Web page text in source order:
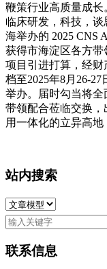
鞭策行业高质量成
临床研发，科技，谈
海举办的 2025 CNS
获得市海淀区各方带
项目引进打算，经
档至2025年8月26-
举办。届时勾当将
带领配合莅临交换
用一体化的立异高地
站内搜索
联系信息